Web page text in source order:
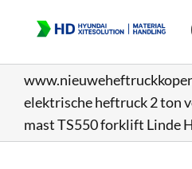
inhoud
elektrische heftruck 2 ton
mast TS550 forklift Linde